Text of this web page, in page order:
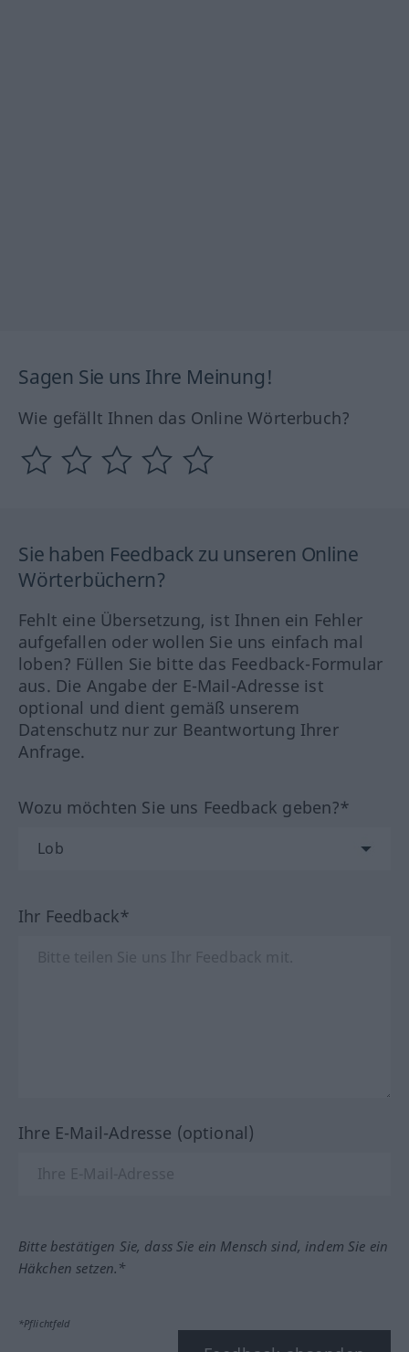
Sagen Sie uns Ihre Meinung!
Wie gefällt Ihnen das Online Wörterbuch?
Sie haben Feedback zu unseren Online
Wörterbüchern?
Fehlt eine Übersetzung, ist Ihnen ein Fehler
aufgefallen oder wollen Sie uns einfach mal
loben? Füllen Sie bitte das Feedback-Formular
aus. Die Angabe der E-Mail-Adresse ist
optional und dient gemäß unserem
Datenschutz nur zur Beantwortung Ihrer
Anfrage.
Wozu möchten Sie uns Feedback geben?*
Ihr Feedback*
Ihre E-Mail-Adresse (optional)
Bitte bestätigen Sie, dass Sie ein Mensch sind, indem Sie ein
Häkchen setzen.*
*Pflichtfeld